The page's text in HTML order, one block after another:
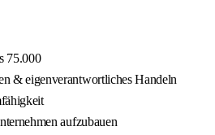
75.000
& eigenverantwortliches Handeln
aufzubauen